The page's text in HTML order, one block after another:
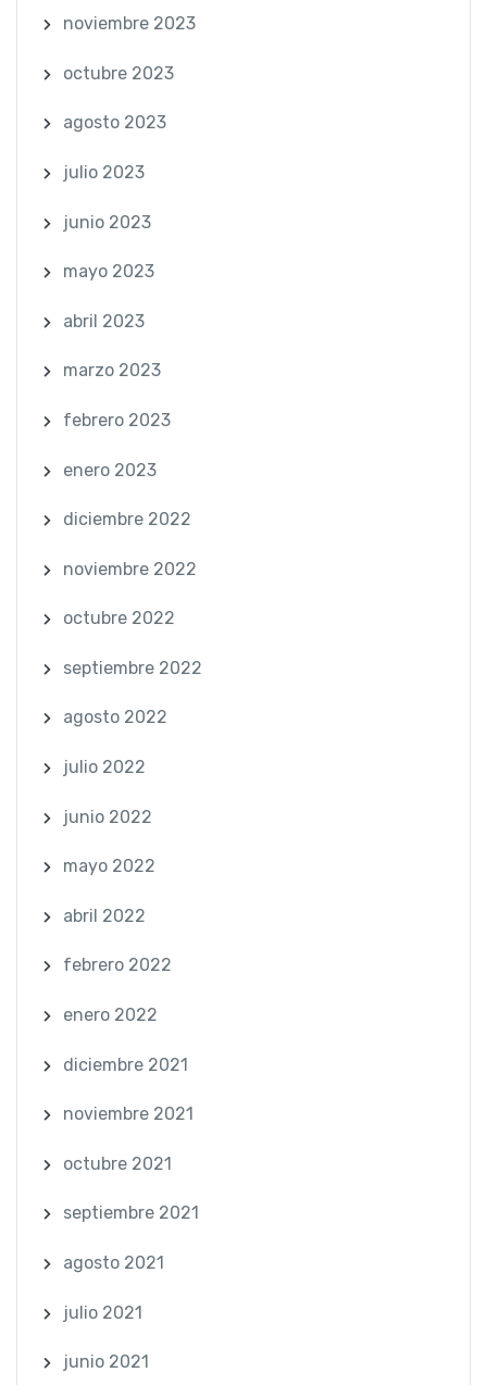
noviembre 2023
octubre 2023
agosto 2023
julio 2023
junio 2023
mayo 2023
abril 2023
marzo 2023
febrero 2023
enero 2023
diciembre 2022
noviembre 2022
octubre 2022
septiembre 2022
agosto 2022
julio 2022
junio 2022
mayo 2022
abril 2022
febrero 2022
enero 2022
diciembre 2021
noviembre 2021
octubre 2021
septiembre 2021
agosto 2021
julio 2021
junio 2021